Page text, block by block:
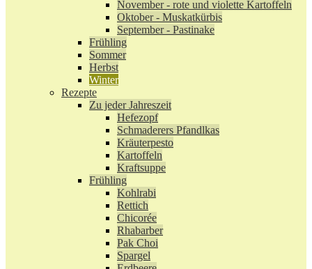
November - rote und violette Kartoffeln
Oktober - Muskatkürbis
September - Pastinake
Frühling
Sommer
Herbst
Winter
Rezepte
Zu jeder Jahreszeit
Hefezopf
Schmaderers Pfandlkas
Kräuterpesto
Kartoffeln
Kraftsuppe
Frühling
Kohlrabi
Rettich
Chicorée
Rhabarber
Pak Choi
Spargel